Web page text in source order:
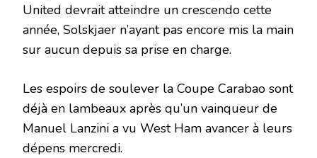
United devrait atteindre un crescendo cette
année, Solskjaer n’ayant pas encore mis la main
sur aucun depuis sa prise en charge.
Les espoirs de soulever la Coupe Carabao sont
déjà en lambeaux après qu’un vainqueur de
Manuel Lanzini a vu West Ham avancer à leurs
dépens mercredi.